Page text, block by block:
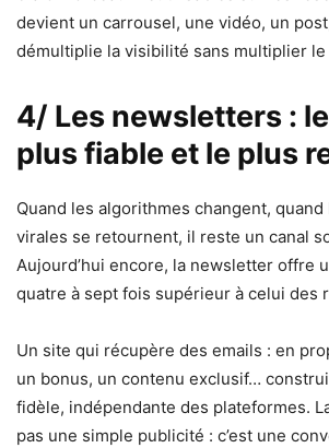
devient un carrousel, une vidéo, un
démultiplie la visibilité sans multiplier le
4/ Les newsletters :
plus fiable et le plus
Quand les algorithmes changent,
virales se retournent, il reste un canal
Aujourd’hui encore, la newsletter offre
quatre à sept fois supérieur à celui des
Un site qui récupère des emails : en
un bonus, un contenu exclusif…
fidèle, indépendante des plateformes.
pas une simple publicité : c’est une